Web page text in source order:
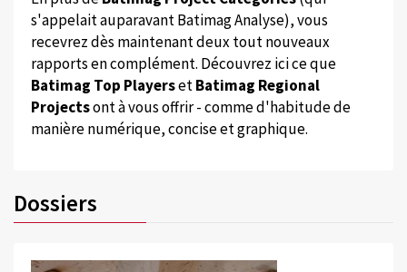
s'appelait auparavant Batimag Analyse), vous
recevrez dès maintenant deux tout nouveaux
rapports en complément. Découvrez ici ce que
Batimag Top PlayersetBatimag Regional
Projectsont à vous offrir - comme d'habitude de
manière numérique, concise et graphique.
Dossiers